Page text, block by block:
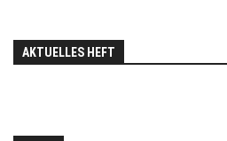
AKTUELLES HEFT